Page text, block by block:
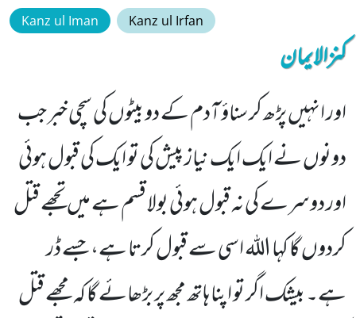
Kanz ul Iman Kanz ul Irfan
کنزالایمان
اور انہیں پڑھ کر سناؤ آدم کے دو بیٹوں کی سچی خبر جب
دونوں نے ایک ایک نیاز پیش کی تو ایک کی قبول ہوئی
اور دوسرے کی نہ قبول ہوئی بولا قسم ہے میں تجھے قتل
کردوں گا کہا اللہ اسی سے قبول کرتا ہے، جسے ڈر
ہے۔ بیشک اگر تو اپنا ہاتھ مجھ پر بڑھائے گا کہ مجھے قتل